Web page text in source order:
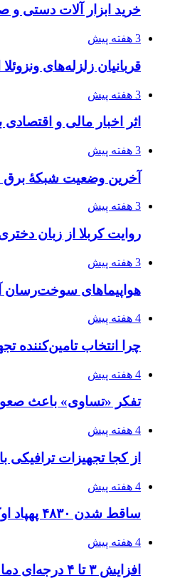
خرید ابزار آلات دستی و
3 هفته پیش
قربانیان زلزله‌های ونزوئلا از ۵۰۰۰ نفر فراتر
3 هفته پیش
اثر اخبار مالی و
3 هفته پیش
آخرین وضعیت شبکۀ
3 هفته پیش
روایت کربلا از زبان
3 هفته پیش
هواپیماهای سوخت‌رسان
4 هفته پیش
چرا انتخاب تامین‌کننده
4 هفته پیش
تفکر «تساوی» باعث
4 هفته پیش
از کجا تجهیزات ترافیکی
4 هفته پیش
ساقط شدن ۴۸۳۰ پهپاد اوکراینی با آتش پدافند روسیه
4 هفته پیش
افزایش ۳ تا ۴ درجه‌ای دما در ایلام تا اواخر هفته